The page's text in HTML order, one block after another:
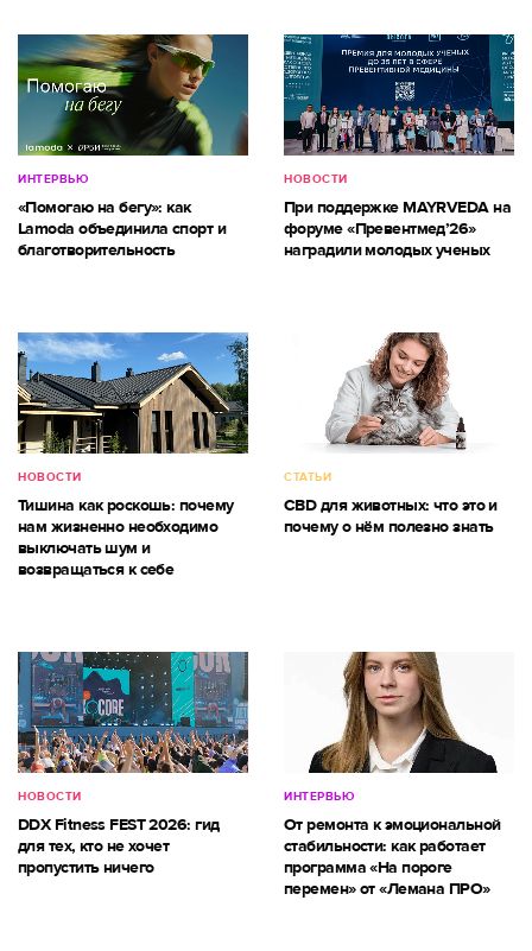
ИНТЕРВЬЮ
«Помогаю на бегу»: как
Lamoda объединила спорт и
благотворительность
НОВОСТИ
При поддержке MAYRVEDA на
форуме «Превентмед’26»
наградили молодых ученых
НОВОСТИ
Тишина как роскошь: почему
нам жизненно необходимо
выключать шум и
возвращаться к себе
СТАТЬИ
CBD для животных: что это и
почему о нём полезно знать
НОВОСТИ
DDX Fitness FEST 2026: гид
для тех, кто не хочет
пропустить ничего
ИНТЕРВЬЮ
От ремонта к эмоциональной
стабильности: как работает
программа «На пороге
перемен» от «Лемана ПРО»